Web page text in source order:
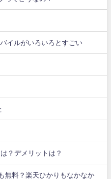
イルがいろいろとすごい
？デメリットは？
無料？楽天ひかりもなかなか